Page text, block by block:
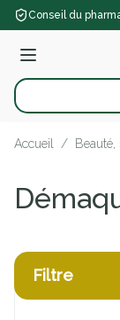
Aller au contenu
Conseil du
Menu
Rechercher
Accueil /
Filtre